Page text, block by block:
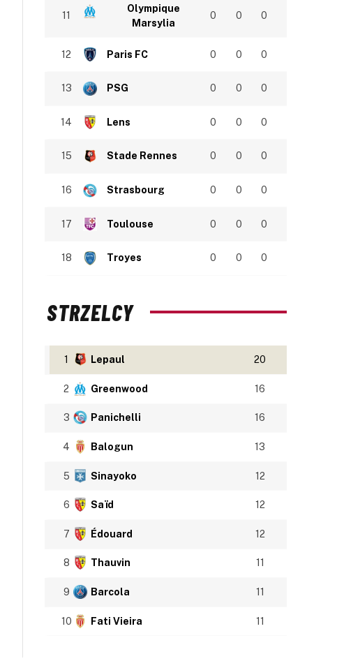
11
Olympique
Marsylia
0 0 0
12 Paris FC 0 0 0
13 PSG 0 0 0
14 Lens 0 0 0
15 Stade Rennes 0 0 0
16 Strasbourg 0 0 0
17 Toulouse 0 0 0
18 Troyes 0 0 0
STRZELCY
1 Lepaul 20
2 Greenwood 16
3 Panichelli 16
4 Balogun 13
5 Sinayoko 12
6 Saïd 12
7 Édouard 12
8 Thauvin 11
9 Barcola 11
10 Fati Vieira 11